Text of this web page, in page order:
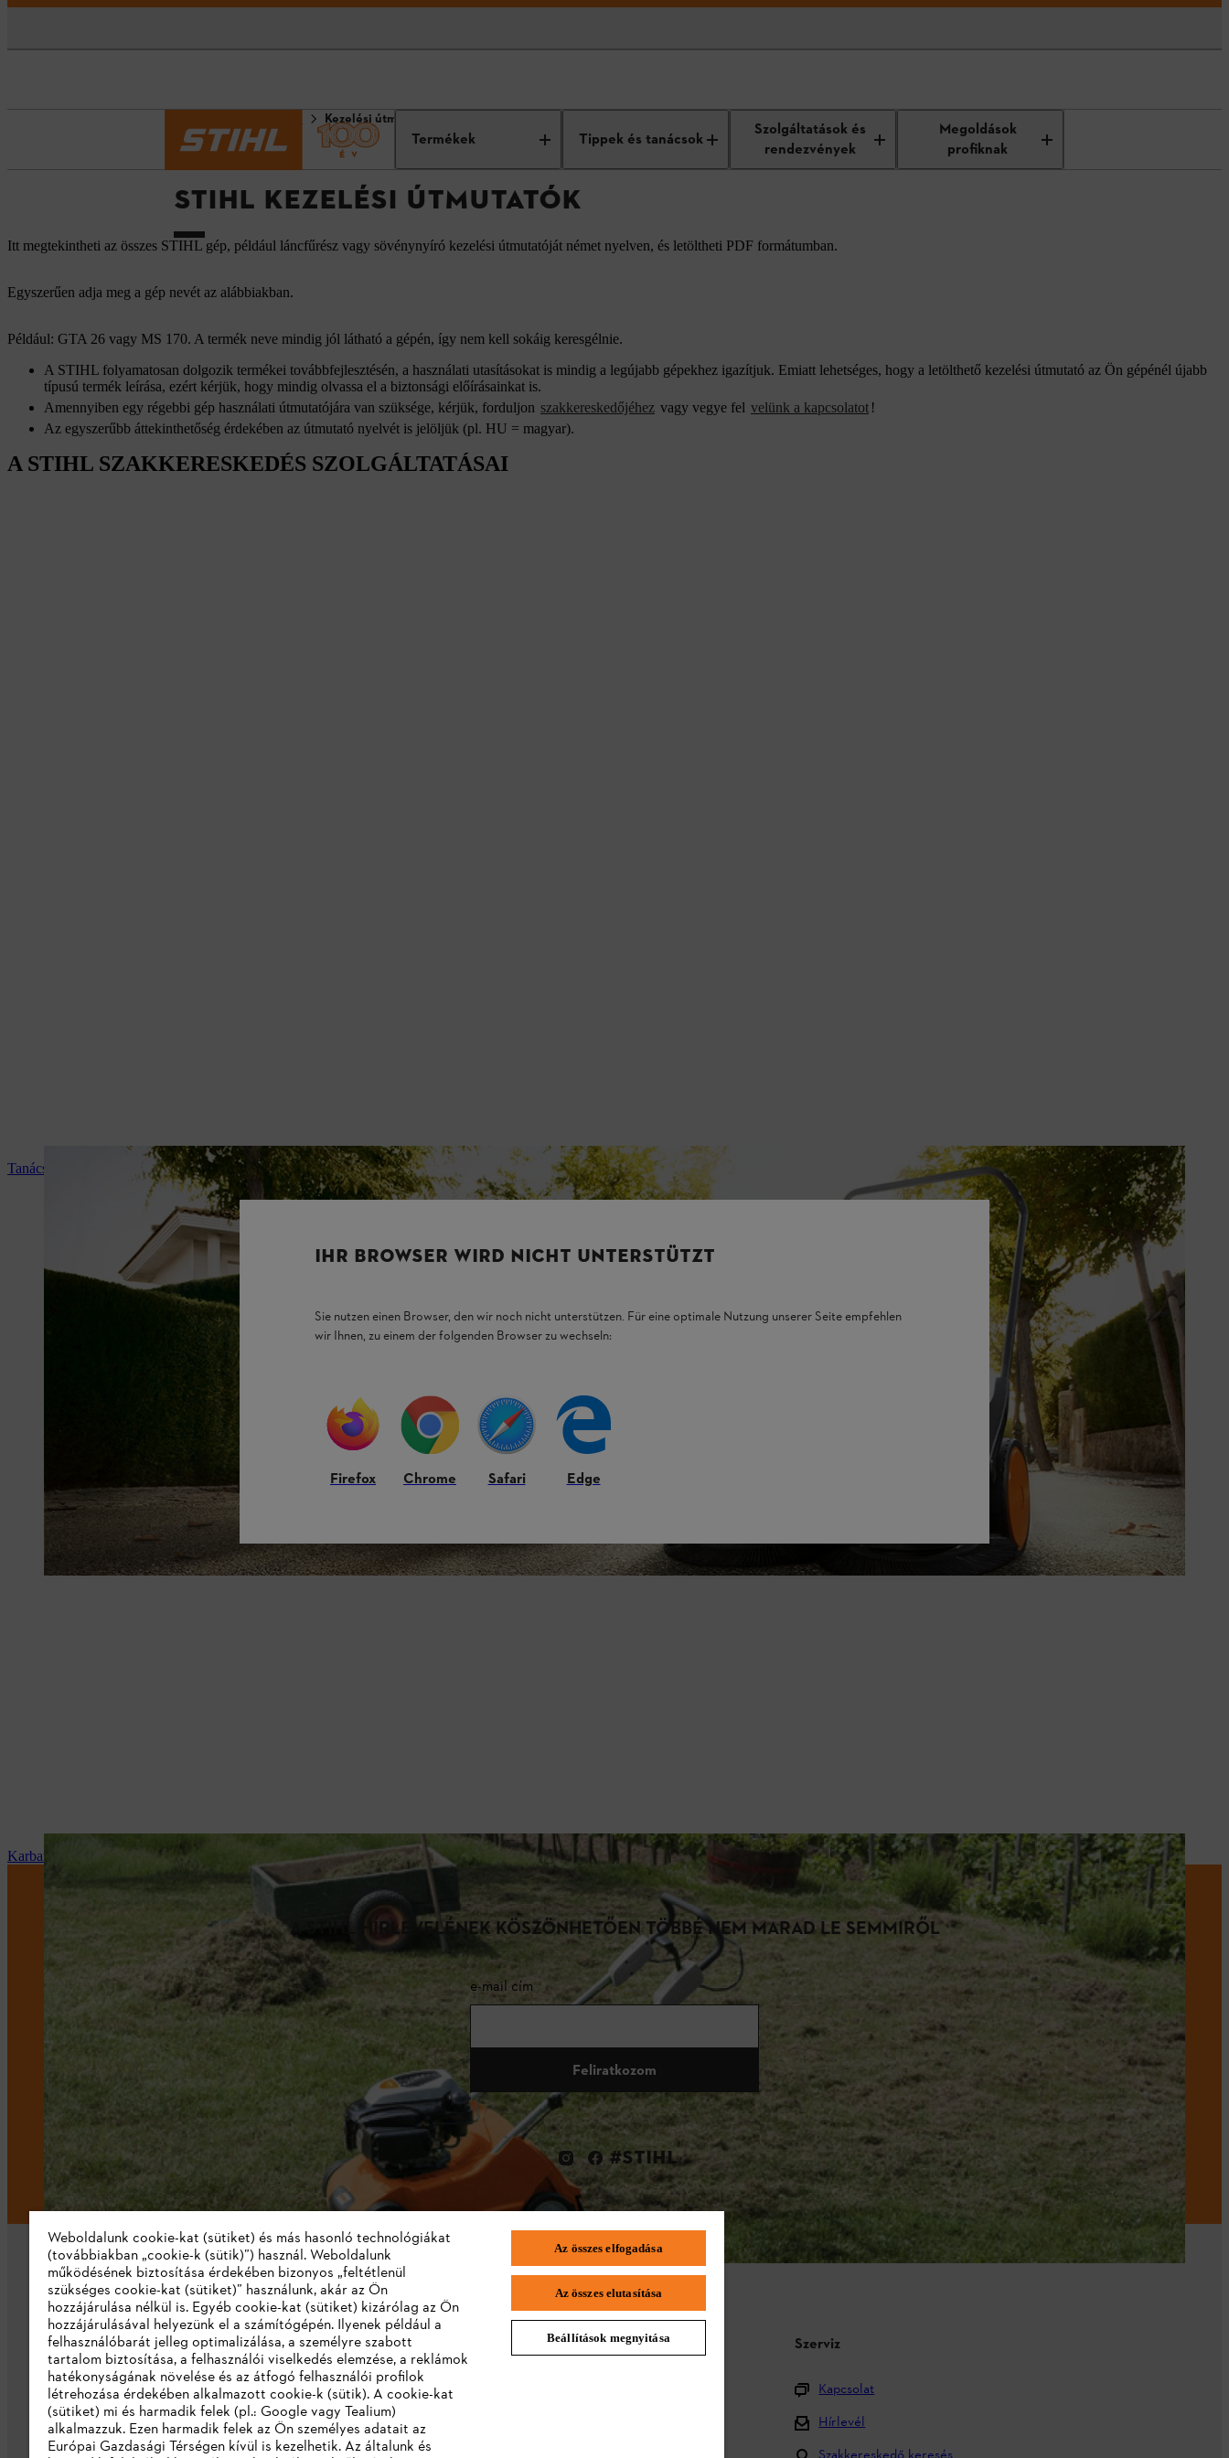
Termékek Tippek és tanácsok
Szolgáltatások és
rendezvények
Megoldások
profiknak
Információk Kezelési útmutatók
STIHL KEZELÉSI ÚTMUTATÓK
Itt megtekintheti az összes STIHL gép, például láncfűrész vagy sövénynyíró kezelési útmutatóját német nyelven, és letöltheti PDF formátumban.
Egyszerűen adja meg a gép nevét az alábbiakban.
Például: GTA 26 vagy MS 170. A termék neve mindig jól látható a gépén, így nem kell sokáig keresgélnie.
A STIHL folyamatosan dolgozik termékei továbbfejlesztésén, a használati utasításokat is mindig a legújabb gépekhez igazítjuk. Emiatt lehetséges, hogy a letölthető kezelési útmutató az Ön gépénél újabb
típusú termék leírása, ezért kérjük, hogy mindig olvassa el a biztonsági előírásainkat is.
Amennyiben egy régebbi gép használati útmutatójára van szüksége, kérjük, forduljon szakkereskedőjéhez vagy vegye fel velünk a kapcsolatot !
Az egyszerűbb áttekinthetőség érdekében az útmutató nyelvét is jelöljük (pl. HU = magyar).
A STIHL SZAKKERESKEDÉS SZOLGÁLTATÁSAI
Tanácsadás és termékismertetés
Karbantartás és javítás
A STIHL HÍRLEVELÉNEK KÖSZÖNHETŐEN TÖBBÉ NEM MARAD LE SEMMIRŐL
e-mail cím
Feliratkozom
#STIHL
Vállalat
Rólunk
Katalógus letöltése
STIHL GYIK Szerviz
Kapcsolat
Hírlevél
IHR BROWSER WIRD NICHT UNTERSTÜTZT
Sie nutzen einen Browser, den wir noch nicht unterstützen. Für eine optimale Nutzung unserer Seite empfehlen
wir Ihnen, zu einem der folgenden Browser zu wechseln:
Firefox Chrome Safari Edge
Weboldalunk cookie-kat (sütiket) és más hasonló technológiákat
(továbbiakban „cookie-k (sütik)”) használ. Weboldalunk
működésének biztosítása érdekében bizonyos „feltétlenül
szükséges cookie-kat (sütiket)” használunk, akár az Ön
hozzájárulása nélkül is. Egyéb cookie-kat (sütiket) kizárólag az Ön
hozzájárulásával helyezünk el a számítógépén. Ilyenek például a
felhasználóbarát jelleg optimalizálása, a személyre szabott
tartalom biztosítása, a felhasználói viselkedés elemzése, a reklámok
hatékonyságának növelése és az átfogó felhasználói profilok
létrehozása érdekében alkalmazott cookie-k (sütik). A cookie-kat
(sütiket) mi és harmadik felek (pl.: Google vagy Tealium)
alkalmazzuk. Ezen harmadik felek az Ön személyes adatait az
Európai Gazdasági Térségen kívül is kezelhetik. Az általunk és
Az összes elfogadása
Az összes elutasítása
Beállítások megnyitása